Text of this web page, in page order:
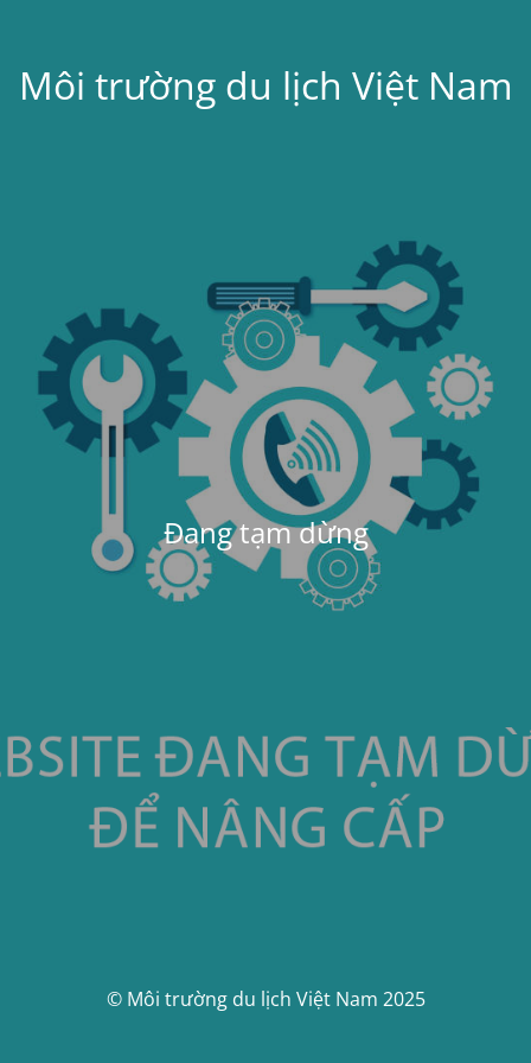
Môi trường du lịch Việt Nam
Đang tạm dừng
© Môi trường du lịch Việt Nam 2025